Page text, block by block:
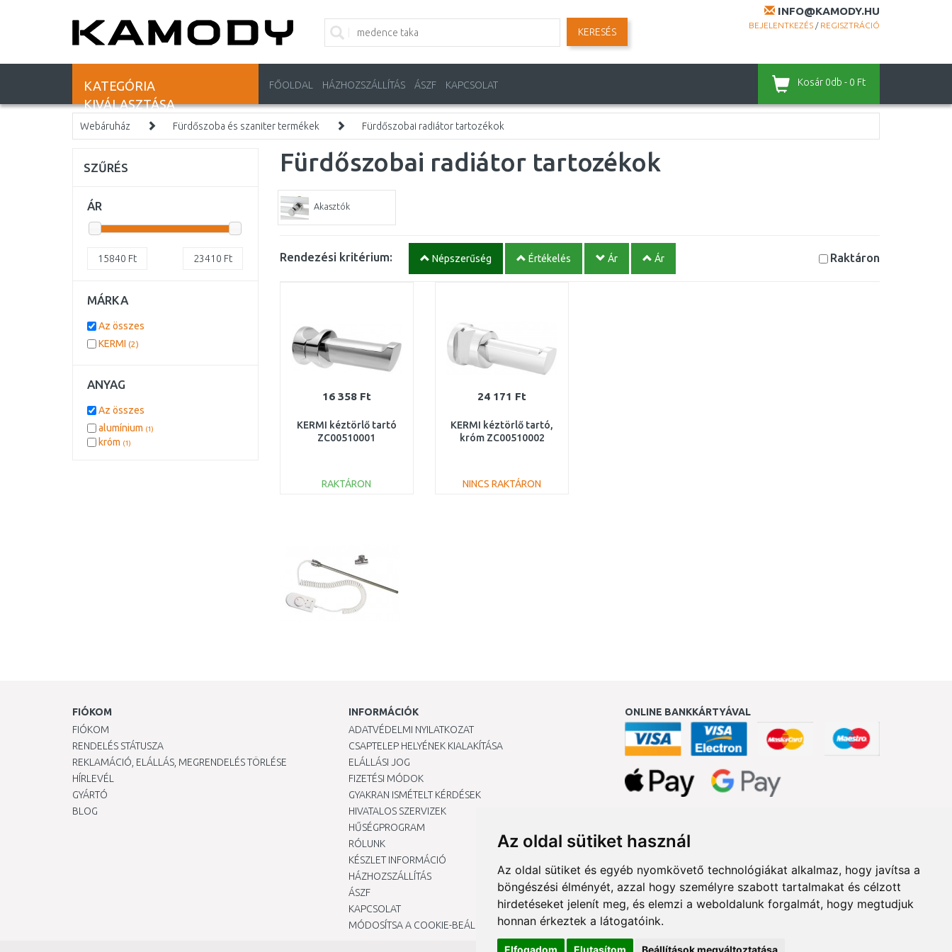
Az oldal sütiket használ
Az oldal sütiket és egyéb nyomkövető technológiákat alkalmaz, hogy javítsa a
böngészési élményét, azzal hogy személyre szabott tartalmakat és célzott
hirdetéseket jelenít meg, és elemzi a weboldalunk forgalmát, hogy megtudjuk
honnan érkeztek a látogatóink.
Elfogadom Elutasítom Beállítások megváltoztatása
INFO@KAMODY.HU
BEJELENTKEZÉS / REGISZTRÁCIÓ
KERESÉS
KATEGÓRIA
KIVÁLASZTÁSA
FŐOLDAL HÁZHOZSZÁLLÍTÁS ÁSZF KAPCSOLAT Kosár 0db - 0 Ft
Webáruház Fürdőszoba és szaniter termékek Fürdőszobai radiátor tartozékok
Fürdőszobai radiátor tartozékok
Akasztók
Rendezési kritérium: Népszerűség Értékelés Ár Ár Raktáron
16 358 Ft
KERMI kéztörlő tartó
ZC00510001
RAKTÁRON
24 171 Ft
KERMI kéztörlő tartó,
króm ZC00510002
NINCS RAKTÁRON
SZŰRÉS
ÁR
15840 Ft 23410 Ft
MÁRKA
Az összes
KERMI (2)
ANYAG
Az összes
alumínium (1)
króm (1)
FIÓKOM
FIÓKOM
RENDELÉS STÁTUSZA
REKLAMÁCIÓ, ELÁLLÁS, MEGRENDELÉS TÖRLÉSE
HÍRLEVÉL
GYÁRTÓ
BLOG
INFORMÁCIÓK
ADATVÉDELMI NYILATKOZAT
CSAPTELEP HELYÉNEK KIALAKÍTÁSA
ELÁLLÁSI JOG
FIZETÉSI MÓDOK
GYAKRAN ISMÉTELT KÉRDÉSEK
HIVATALOS SZERVIZEK
HŰSÉGPROGRAM
RÓLUNK
KÉSZLET INFORMÁCIÓ
HÁZHOZSZÁLLÍTÁS
ÁSZF
KAPCSOLAT
MÓDOSÍTSA A COOKIE-BEÁLLÍTÁSAIMAT
ONLINE BANKKÁRTYÁVAL